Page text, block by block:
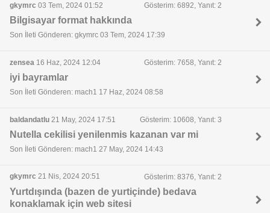
gkymrc 03 Tem, 2024 01:52 Gösterim: 6892, Yanıt: 2
Bilgisayar format hakkında
Son İleti Gönderen: gkymrc 03 Tem, 2024 17:39
zensea 16 Haz, 2024 12:04 Gösterim: 7658, Yanıt: 2
iyi bayramlar
Son İleti Gönderen: mach1 17 Haz, 2024 08:58
baldandatlu 21 May, 2024 17:51 Gösterim: 10608, Yanıt: 3
Nutella cekilisi yenilenmis kazanan var mi
Son İleti Gönderen: mach1 27 May, 2024 14:43
gkymrc 21 Nis, 2024 20:51 Gösterim: 8376, Yanıt: 2
Yurtdışında (bazen de yurtiçinde) bedava
konaklamak için web sitesi